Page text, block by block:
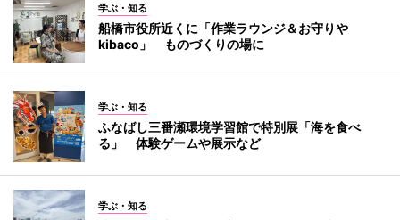
学ぶ・知る
船橋市役所近くに「作業ラウンジ＆お守りや
kibaco」 ものづくりの場に
学ぶ・知る
ふなばし三番瀬環境学習館で特別展「海を食べ
る」 体験ゲームや展示など
学ぶ・知る